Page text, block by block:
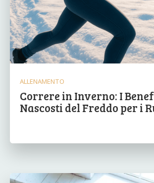
ALLENAMENTO
Correre in Inverno: I
Nascosti del Freddo per i